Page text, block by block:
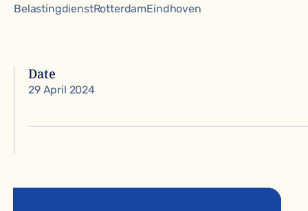
BelastingdienstRotterdamEindhoven
Date
29 April 2024